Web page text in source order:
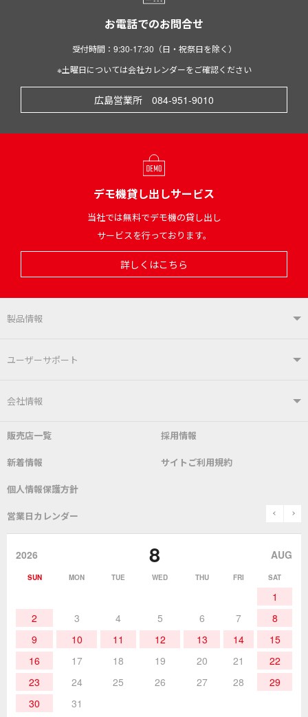
お電話でのお問合せ
受付時間：9:30-17:30（日・祝祭日を除く）
※土曜日については会社カレンダーをご確認ください
広島営業所 084-951-9010
デモ機貸し出しサービス
当社では無料でデモ機の貸し出し
サービスを行っております。
詳しくはこちら
製品情報
製品情報TOP
はんだ付けシステム
こて先 自動はんだ送り装置
表面実装/SMT関連
作業環境／材料
ユーザーサポート
ユーザーサポートTOP
よくあるご質問 デモ機貸し出しサービス
SDS(MSDS)製品
取扱説明書
該非説明発行の申込み
会社情報
会社概要 社長あいさつ
グットのあゆみ
販売店一覧 採用情報
新着情報 サイトご利用規約
個人情報保護方針
営業日カレンダー prev
2026 8 AUG
SUN MON TUE WED THU FRI SAT
1
2
3 4 5 6 7
8
9
10 11 12 13 14
15
16
17 18 19 20 21
22
23
24 25 26 27 28
29
30
31